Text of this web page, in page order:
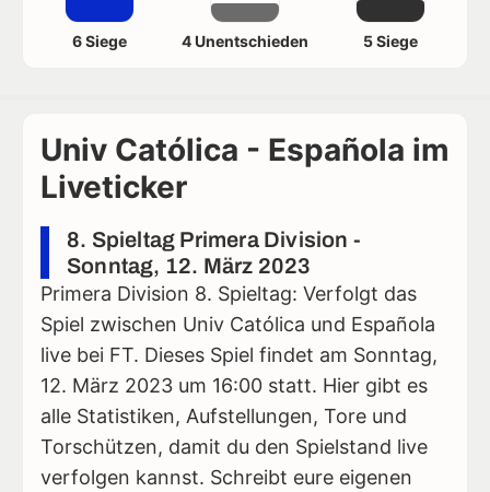
6 Siege 4 Unentschieden 5 Siege
Univ Católica - Española im
Liveticker
8. Spieltag Primera Division -
Sonntag, 12. März 2023
Primera Division 8. Spieltag: Verfolgt das
Spiel zwischen Univ Católica und Española
live bei FT. Dieses Spiel findet am Sonntag,
12. März 2023 um 16:00 statt. Hier gibt es
alle Statistiken, Aufstellungen, Tore und
Torschützen, damit du den Spielstand live
verfolgen kannst. Schreibt eure eigenen